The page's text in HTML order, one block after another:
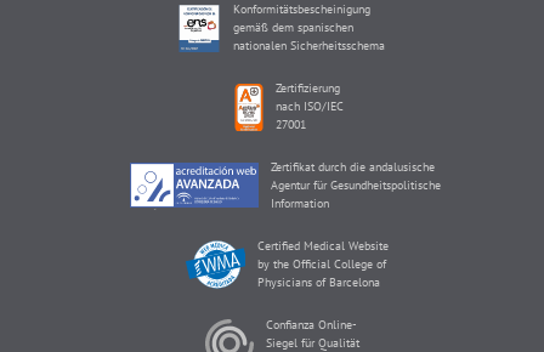
Konformitätsbescheinigung
gemäß dem spanischen
nationalen Sicherheitsschema
Zertifizierung
nach ISO/IEC
27001
Zertifikat durch die andalusische
Agentur für Gesundheitspolitische
Information
Certified Medical Website
by the Official College of
Physicians of Barcelona
Confianza Online-
Siegel für Qualität